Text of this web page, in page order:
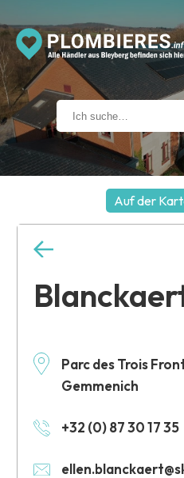
Auf der
Parc des Trois
Gemmenich
+32 (0) 87 30 17 35
+
−